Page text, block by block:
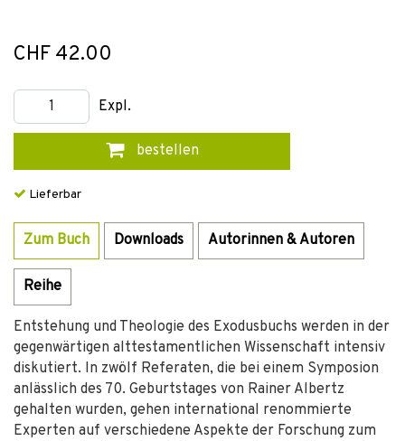
CHF 42.00
Expl.
bestellen
Lieferbar
Zum Buch Downloads Autorinnen & Autoren
Reihe
Entstehung und Theologie des Exodusbuchs werden in der
gegenwärtigen alttestamentlichen Wissenschaft intensiv
diskutiert. In zwölf Referaten, die bei einem Symposion
anlässlich des 70. Geburtstages von Rainer Albertz
gehalten wurden, gehen international renommierte
Experten auf verschiedene Aspekte der Forschung zum